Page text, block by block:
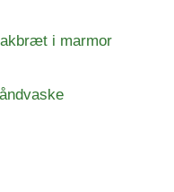
i marmor